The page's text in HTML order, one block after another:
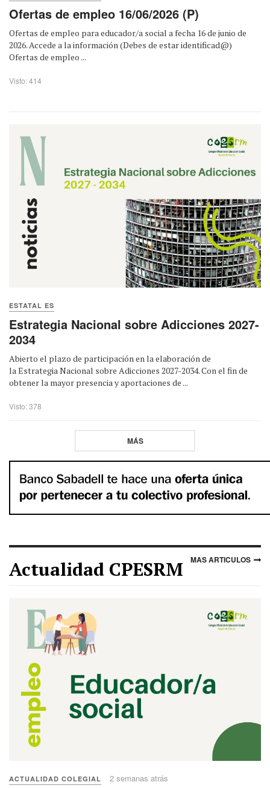
Ofertas de empleo 16/06/2026 (P)
Ofertas de empleo para educador/a social a fecha 16 de junio de
2026. Accede a la información (Debes de estar identificad@)
Ofertas de empleo ...
Visto: 414
ESTATAL ES
Estrategia Nacional sobre Adicciones 2027-
2034
Abierto el plazo de participación en la elaboración de
la Estrategia Nacional sobre Adicciones 2027-2034. Con el fin de
obtener la mayor presencia y aportaciones de ...
Visto: 378
MÁS
Actualidad CPESRM MAS ARTICULOS
ACTUALIDAD COLEGIAL 2 semanas atrás